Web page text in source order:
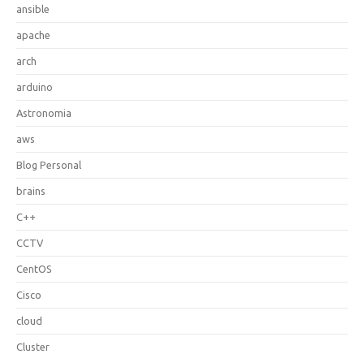
ansible
apache
arch
arduino
Astronomia
aws
Blog Personal
brains
C++
CCTV
CentOS
Cisco
cloud
Cluster